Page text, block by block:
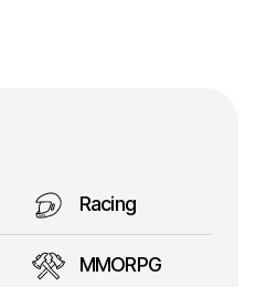
Racing
MMORPG